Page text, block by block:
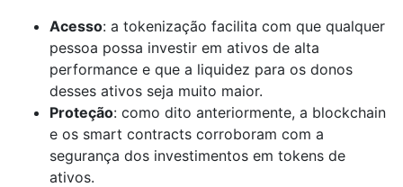
Acesso: a tokenização facilita com que qualquer
pessoa possa investir em ativos de alta
performance e que a liquidez para os donos
desses ativos seja muito maior.
Proteção: como dito anteriormente, a blockchain
e os smart contracts corroboram com a
segurança dos investimentos em tokens de
ativos.